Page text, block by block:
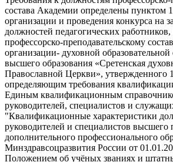
состава Академии определены пунктом
организации и проведения конкурса на
должностей педагогических
профессорско-преподавательскому
организации- духовной образовательной
высшего образования «Сретенская
Православной Церкви», утвержденного
определяющим требования
Единым квалификационным
руководителей, специалистов и
"Квалификационные характеристики
руководителей и специалистов высшего
дополнительного профессионального
Минздравсоцразвития России от
Положением об учёных званиях и